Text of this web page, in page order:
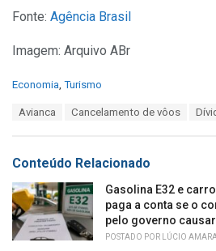
Fonte: Agência Brasil
Imagem: Arquivo ABr
C
o
r
i
e
s
:
Economia, Turismo
:
Avianca Cancelamento de vôos
Conteúdo Relacionado
Gasolina E32 e
paga a conta se o
pelo governo
POSTADO POR LÚCIO